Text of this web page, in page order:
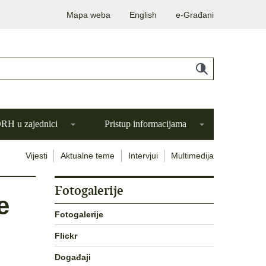
Mapa weba English e-Građani
u zajednici Pristup informacijama
Vijesti Aktualne teme Intervjui Multimedija
Fotogalerije
Fotogalerije
Flickr
Događaji